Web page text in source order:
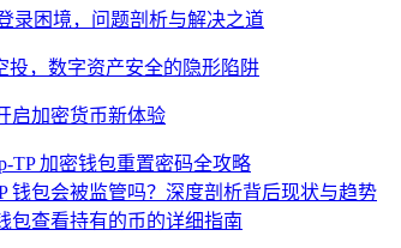
录困境，问题剖析与解决之道
投，数字资产安全的隐形陷阱
启加密货币新体验
TP 加密钱包重置密码全攻略
钱包会被监管吗？深度剖析背后现状与趋势
包查看持有的币的详细指南